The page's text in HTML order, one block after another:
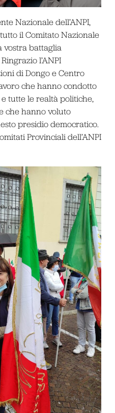
Nazionale dell’ANPI,
il Comitato Nazionale
vostra battaglia
l’ANPI
di Dongo e Centro
che hanno condotto
tutte le realtà politiche,
che hanno voluto
presidio democratico.
Provinciali dell’ANPI